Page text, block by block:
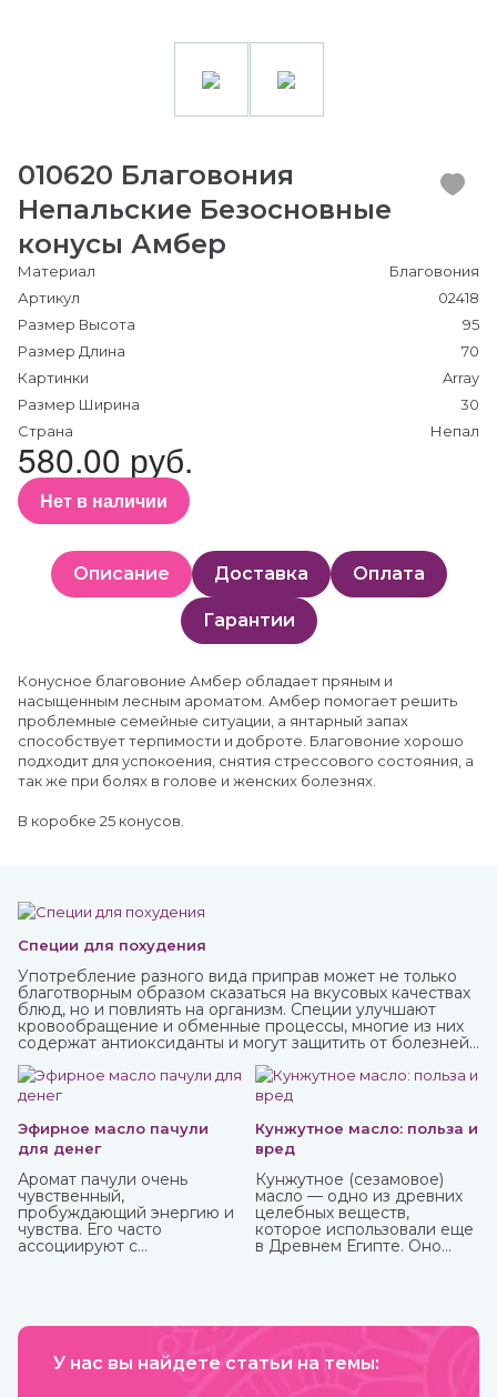
010620 Благовония
Непальские Безосновные
конусы Амбер
Материал
Благовония
Артикул
02418
Размер Высота
95
Размер Длина
70
Картинки
Array
Размер Ширина
30
Страна
Непал
580.00 руб.
Нет в наличии
Описание Доставка Оплата
Гарантии
Конусное благовоние Амбер обладает пряным и
насыщенным лесным ароматом. Амбер помогает решить
проблемные семейные ситуации, а янтарный запах
способствует терпимости и доброте. Благовоние хорошо
подходит для успокоения, снятия стрессового состояния, а
так же при болях в голове и женских болезнях.
В коробке 25 конусов.
Специи для похудения
Употребление разного вида приправ может не только
благотворным образом сказаться на вкусовых качествах
блюд, но и повлиять на организм. Специи улучшают
кровообращение и обменные процессы, многие из них
содержат антиоксиданты и могут защитить от болезней,
чисто восточные, вы можете купить в интернет-магазине
ИндоКитай.
Эфирное масло пачули
для денег
Аромат пачули очень
чувственный,
пробуждающий энергию и
чувства. Его часто
ассоциируют с
сами деньги и все, что
привлечь финансы.
Кунжутное масло: польза и
вред
Кунжутное (сезамовое)
масло — одно из древних
целебных веществ,
которое использовали еще
в Древнем Египте. Оно
долго, до 9 лет, может
ценных качеств.
У нас вы найдете статьи на темы: